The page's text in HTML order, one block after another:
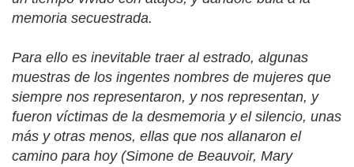
memoria secuestrada.
Para ello es inevitable traer al estrado, algunas
muestras de los ingentes nombres de mujeres que
siempre nos representaron, y nos representan, y
fueron víctimas de la desmemoria y el silencio, unas
más y otras menos, ellas que nos allanaron el
camino para hoy (Simone de Beauvoir, Mary